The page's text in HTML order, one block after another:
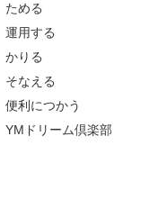
ためる
運用する
かりる
そなえる
便利につかう
YMドリーム倶楽部